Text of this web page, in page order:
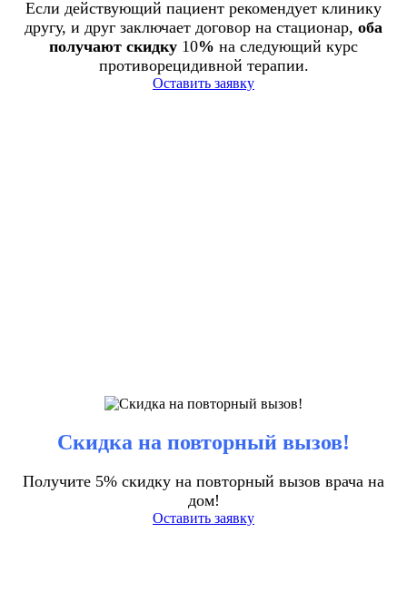
Если действующий пациент рекомендует клинику
другу, и друг заключает договор на стационар, оба
получают скидку 10% на следующий курс
противорецидивной терапии.
Оставить заявку
Скидка на повторный вызов!
Получите 5% скидку на повторный вызов врача на
дом!
Оставить заявку